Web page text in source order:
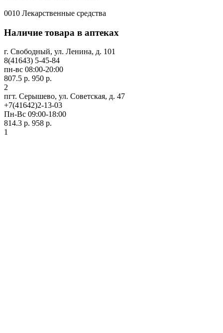
0010 Лекарственные средства
Наличие товара в аптеках
г. Свободный, ул. Ленина, д. 101
8(41643) 5-45-84
пн-вс 08:00-20:00
807.5 р. 950 р.
2
пгт. Серышево, ул. Советская, д. 47
+7(41642)2-13-03
Пн-Вс 09:00-18:00
814.3 р. 958 р.
1